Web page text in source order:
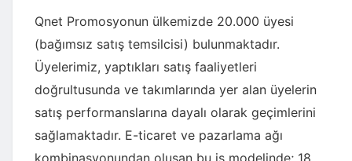
Qnet Promosyonun ülkemizde 20.000 üyesi
(bağımsız satış temsilcisi) bulunmaktadır.
Üyelerimiz, yaptıkları satış faaliyetleri
doğrultusunda ve takımlarında yer alan üyelerin
satış performanslarına dayalı olarak geçimlerini
sağlamaktadır. E-ticaret ve pazarlama ağı